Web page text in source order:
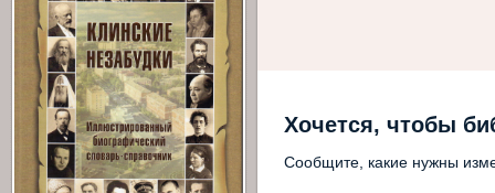
Хочется, чтобы
Сообщите, какие нужны